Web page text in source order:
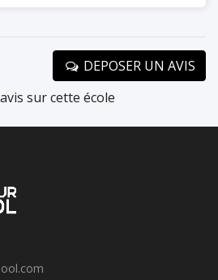
DEPOSER UN AVIS
sur cette école